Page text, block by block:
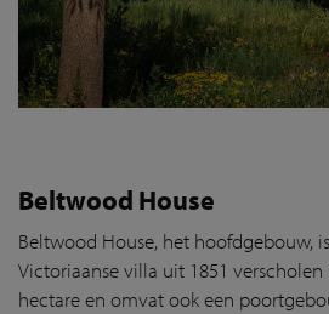
Beltwood House
Beltwood House, het hoofdgebouw,
Victoriaanse villa uit 1851
hectare en omvat ook een